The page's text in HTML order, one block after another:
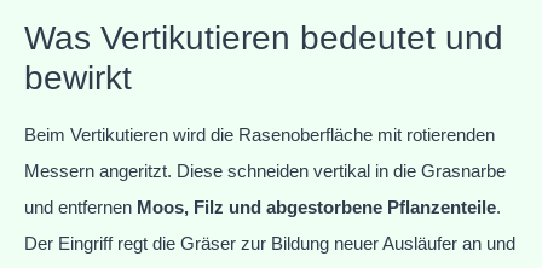
Was Vertikutieren bedeutet und
bewirkt
Beim Vertikutieren wird die Rasenoberfläche mit rotierenden
Messern angeritzt. Diese schneiden vertikal in die Grasnarbe
und entfernen Moos, Filz und abgestorbene Pflanzenteile.
Der Eingriff regt die Gräser zur Bildung neuer Ausläufer an und